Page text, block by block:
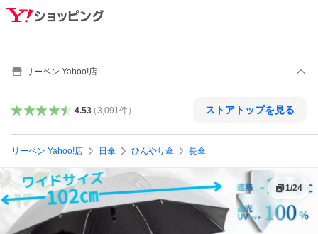
リーベン Yahoo!店
4.53（3,091件） ストアトップを見る
リーベン Yahoo!店 日傘 ひんやり傘 長傘
1/24